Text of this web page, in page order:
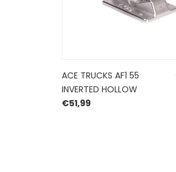
ACE TRUCKS AF1 55
INVERTED HOLLOW
€51,99